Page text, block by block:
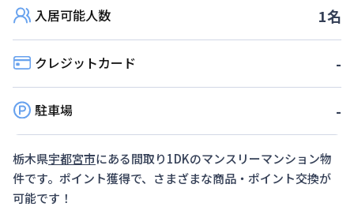
入居可能人数 1名
クレジットカード -
駐車場 -
栃木県宇都宮市にある間取り1DKのマンスリーマンション物
件です。ポイント獲得で、さまざまな商品・ポイント交換が
可能です！